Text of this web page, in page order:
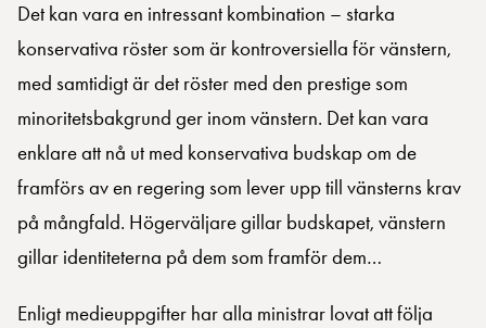
Det kan vara en intressant kombination – starka
konservativa röster som är kontroversiella för vänstern,
med samtidigt är det röster med den prestige som
minoritetsbakgrund ger inom vänstern. Det kan vara
enklare att nå ut med konservativa budskap om de
framförs av en regering som lever upp till vänsterns krav
på mångfald. Högerväljare gillar budskapet, vänstern
gillar identiteterna på dem som framför dem…
Enligt medieuppgifter har alla ministrar lovat att följa